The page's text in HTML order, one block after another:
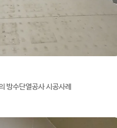
방수단열공사 시공사례